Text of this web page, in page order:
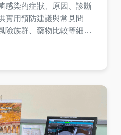
感染的症狀、原因、診斷
實用預防建議與常見問
險族群、藥物比較等細
學知識，避免AI虛構資